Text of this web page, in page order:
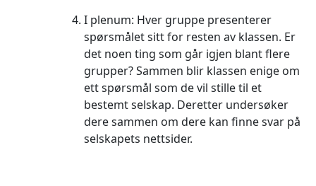
I plenum: Hver gruppe presenterer
spørsmålet sitt for resten av klassen. Er
det noen ting som går igjen blant flere
grupper? Sammen blir klassen enige om
ett spørsmål som de vil stille til et
bestemt selskap. Deretter undersøker
dere sammen om dere kan finne svar på
selskapets nettsider.